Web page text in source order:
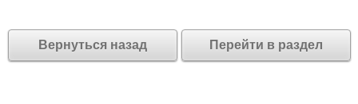
Вернуться назад Перейти в раздел